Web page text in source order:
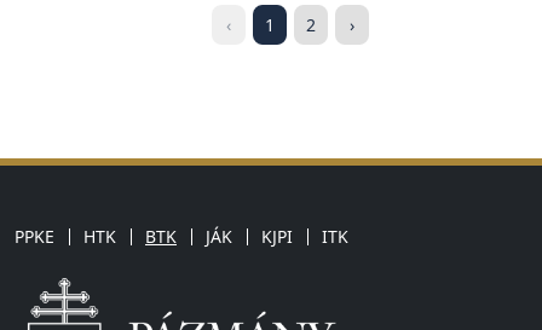
‹ 1 2 ›
PPKE HTK BTK JÁK KJPI ITK